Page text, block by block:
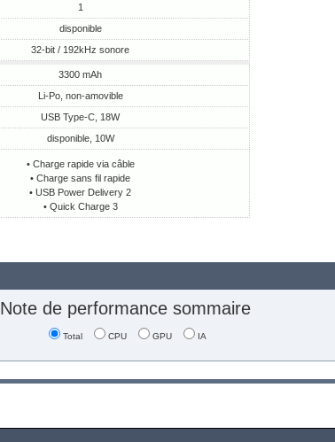
1
disponible
32-bit / 192kHz sonore
3300 mAh
Li-Po, non-amovible
USB Type-C, 18W
disponible, 10W
• Charge rapide via câble
• Charge sans fil rapide
• USB Power Delivery 2
• Quick Charge 3
Note de performance sommaire
Total CPU GPU IA